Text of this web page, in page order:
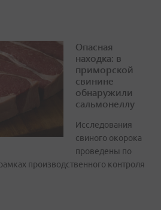
Опасная
находка: в
приморской
свинине
обнаружили
сальмонеллу
Исследования
свиного окорока
проведены по
производственного контроля